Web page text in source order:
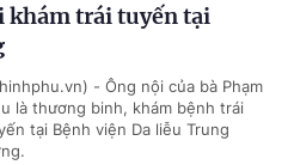
khám trái tuyến tại
- Ông nội của bà Phạm
là thương binh, khám bệnh trái
tại Bệnh viện Da liễu Trung